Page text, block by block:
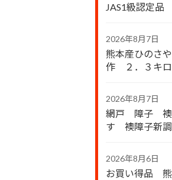
JAS1級認定
2026年8月7日
熊本産ひのさ
作 ２．３キ
2026年8月7日
網戸 障子 襖
す 襖障子新
2026年8月6日
お買い得品